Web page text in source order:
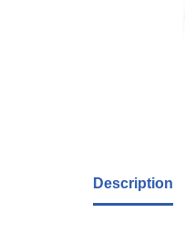
Description